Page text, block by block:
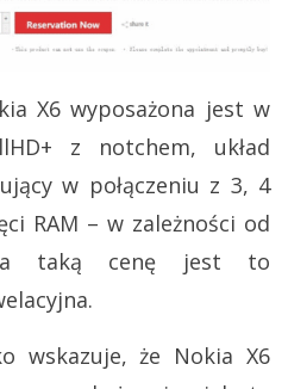
X6 wyposażona jest w
z notchem, układ
w połączeniu z 3, 4
RAM – w zależności od
taką cenę jest to
wskazuje, że Nokia X6